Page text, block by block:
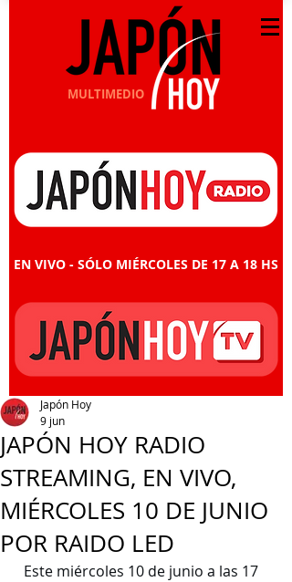
MULTIMEDIO
EN VIVO - SÓLO MIÉRCOLES DE 17 A 18 HS
JAPÓN HOY RADIO
STREAMING, EN VIVO,
MIÉRCOLES 10 DE JUNIO
POR RAIDO LED
Japón Hoy
9 jun